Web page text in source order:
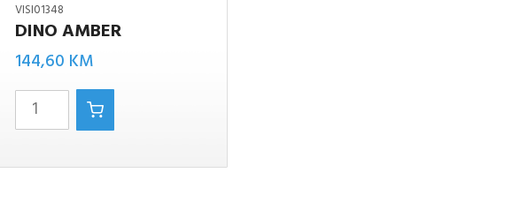
VISI01348
DINO AMBER
144,60 KM
dino
amber
količina